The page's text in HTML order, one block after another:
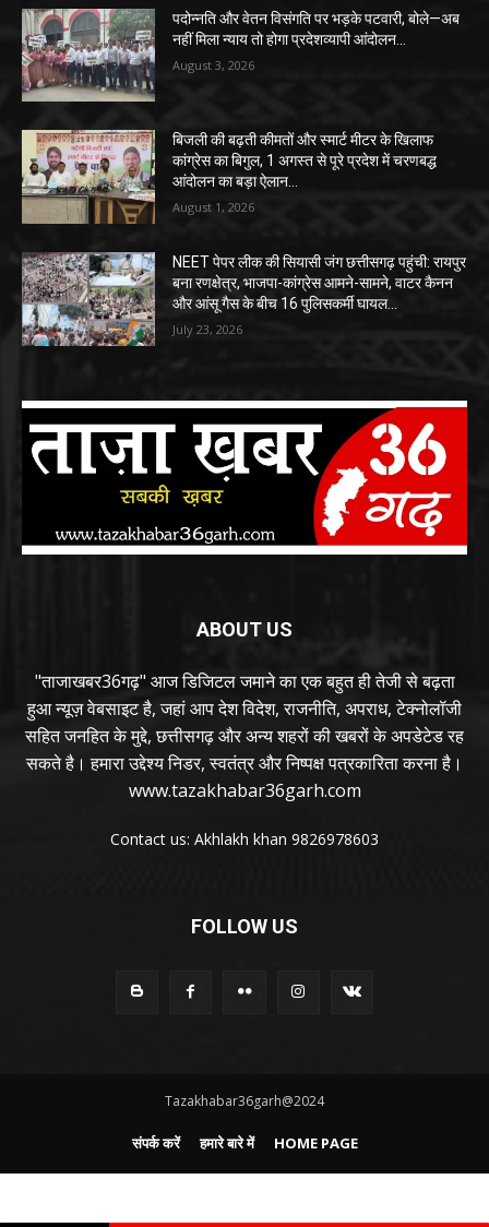
पदोन्नति और वेतन विसंगति पर भड़के पटवारी, बोले—अब
नहीं मिला न्याय तो होगा प्रदेशव्यापी आंदोलन…
August 3, 2026
बिजली की बढ़ती कीमतों और स्मार्ट मीटर के खिलाफ
कांग्रेस का बिगुल, 1 अगस्त से पूरे प्रदेश में चरणबद्ध
आंदोलन का बड़ा ऐलान…
August 1, 2026
NEET पेपर लीक की सियासी जंग छत्तीसगढ़ पहुंची: रायपुर
बना रणक्षेत्र, भाजपा-कांग्रेस आमने-सामने, वाटर कैनन
और आंसू गैस के बीच 16 पुलिसकर्मी घायल…
July 23, 2026
ABOUT US
"ताजाखबर36गढ़" आज डिजिटल जमाने का एक बहुत ही तेजी से बढ़ता
हुआ न्यूज़ वेबसाइट है, जहां आप देश विदेश, राजनीति, अपराध, टेक्नोलॉजी
सहित जनहित के मुद्दे, छत्तीसगढ़ और अन्य शहरों की खबरों के अपडेटेड रह
सकते है। हमारा उद्देश्य निडर, स्वतंत्र और निष्पक्ष पत्रकारिता करना है।
www.tazakhabar36garh.com
Contact us: Akhlakh khan 9826978603
FOLLOW US
Tazakhabar36garh@2024
संपर्क करें हमारे बारे में HOME PAGE